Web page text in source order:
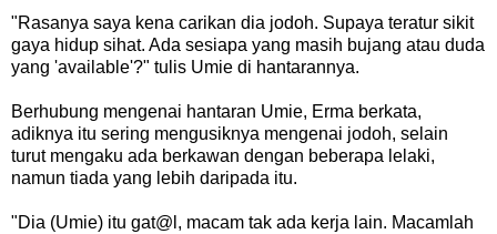
"Rasanya saya kena carikan dia jodoh. Supaya teratur sikit
gaya hidup sihat. Ada sesiapa yang masih bujang atau duda
yang 'available'?" tulis Umie di hantarannya.
Berhubung mengenai hantaran Umie, Erma berkata,
adiknya itu sering mengusiknya mengenai jodoh, selain
turut mengaku ada berkawan dengan beberapa lelaki,
namun tiada yang lebih daripada itu.
"Dia (Umie) itu gat@l, macam tak ada kerja lain. Macamlah